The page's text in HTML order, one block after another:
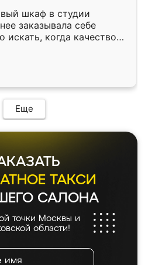
шкаф в студии
заказывала себе
искать, когда качеством
Служит кухня уже почти
нет.
Еще
ТАКСИ
САЛОНА
точки Москвы и
области!